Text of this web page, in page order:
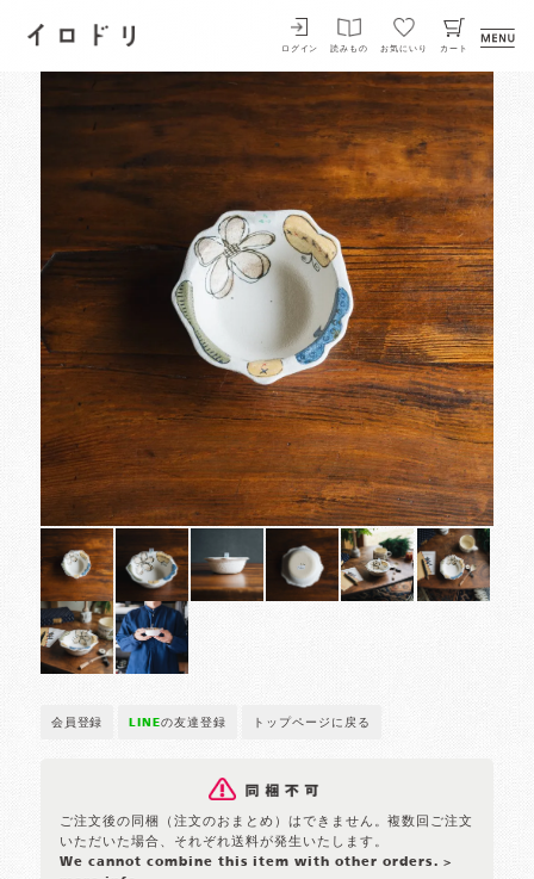
イロドリ
ログイン 読みもの お気にいり カート
会員登録 LINEの友達登録 トップページに戻る
ご注文後の同梱（注文のおまとめ）はできません。複数回ご注文
いただいた場合、それぞれ送料が発生いたします。
We cannot combine this item with other orders. >